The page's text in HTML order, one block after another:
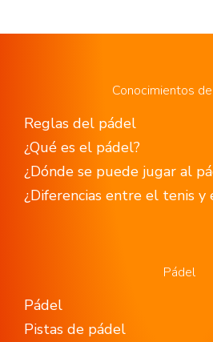
Conocimientos
Reglas del pádel
¿Qué es el pádel?
¿Dónde se puede jugar al
¿Diferencias entre el tenis y
Pádel
Pádel
Pistas de pádel